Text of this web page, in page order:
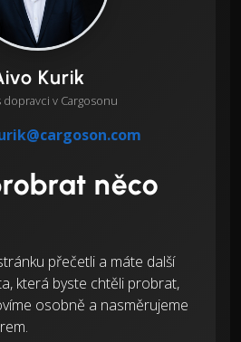
Kurik
dopravci v Cargosonu
něco
přečetli a máte další
která byste chtěli probrat,
osobně a nasměrujeme